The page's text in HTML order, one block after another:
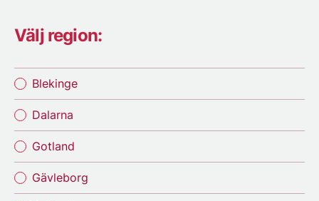
Välj region:
Blekinge
Dalarna
Gotland
Gävleborg